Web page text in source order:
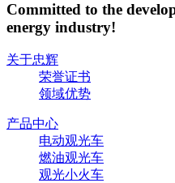
Committed to the
energy industry!
关于忠辉
荣誉证书
领域优势
产品中心
电动观光车
燃油观光车
观光小火车